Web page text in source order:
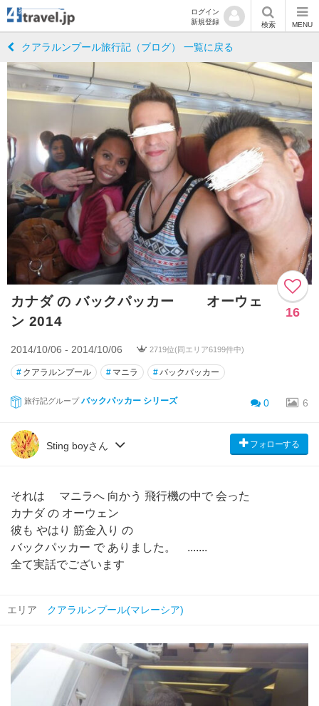
ログイン
新規登録
検索 MENU
クアラルンプール旅行記（ブログ） 一覧に戻る
カナダ の バックパッカー オーウェ
ン 2014
16
2014/10/06 - 2014/10/06 2719位(同エリア6199件中)
# クアラルンプール # マニラ #バックパッカー
旅行記グループ バックパッカー シリーズ 0 6
Sting boyさん フォローする
それは マニラへ 向かう 飛行機の中で 会った
カナダ の オーウェン
彼も やはり 筋金入り の
バックパッカー で ありました。 .......
全て実話でございます
エリア クアラルンプール(マレーシア)